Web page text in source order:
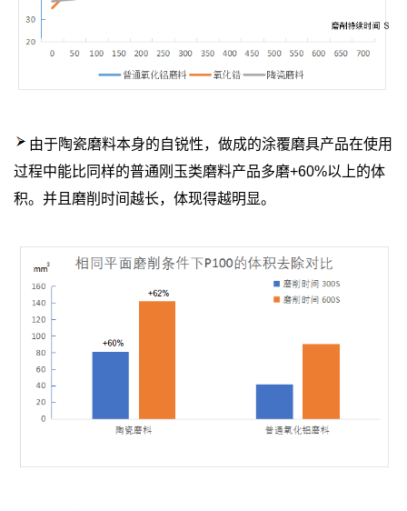
由于陶瓷磨料本身的自锐性，做成的涂覆磨具产品在使用
过程中能比同样的普通刚玉类磨料产品多磨+60%以上的体
积。并且磨削时间越长，体现得越明显。